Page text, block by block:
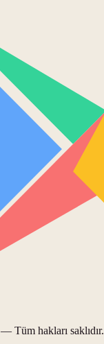
— Tüm hakları saklıdır.